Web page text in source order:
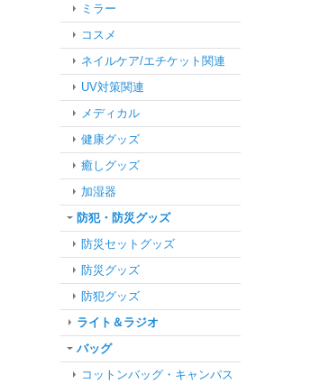
ミラー
コスメ
ネイルケア/エチケット関連
UV対策関連
メディカル
健康グッズ
癒しグッズ
加湿器
防犯・防災グッズ
防災セットグッズ
防災グッズ
防犯グッズ
ライト＆ラジオ
バッグ
コットンバッグ・キャンパス